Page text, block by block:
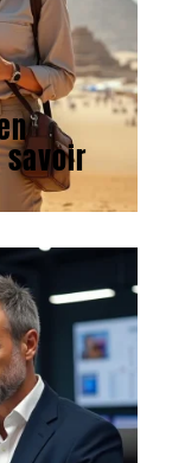
savoir